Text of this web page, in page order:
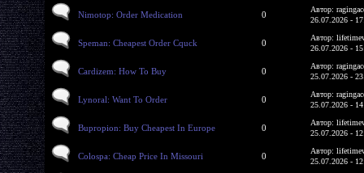
Nimotop: Order Medication 0
Автор:
26.07.2026 -
Speman: Cheapest Order Cquck 0
Автор:
26.07.2026 -
Cardizem: How To Buy 0
Автор:
25.07.2026 -
Lynoral: Want To Order 0
Автор:
25.07.2026 -
Bupropion: Buy Cheapest In Europe 0
Автор:
25.07.2026 -
Colospa: Cheap Price In Missouri 0
Автор:
25.07.2026 -